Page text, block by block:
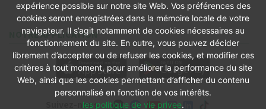
Suivez-nous
NOTRE APPLICATION
expérience possible sur notre site Web. Vos préférences des
cookies seront enregistrées dans la mémoire locale de votre
navigateur. Il s’agit notamment de cookies nécessaires au
fonctionnement du site. En outre, vous pouvez décider
librement d’accepter ou de refuser les cookies, et modifier ces
critères à tout moment, pour améliorer la performance du site
Web, ainsi que les cookies permettant d’afficher du contenu
personnalisé en fonction de vos intérêts.
les politique de vie privee.